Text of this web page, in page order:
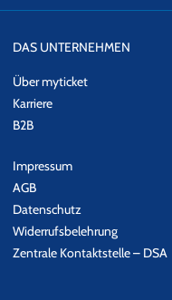
DAS UNTERNEHMEN
Über myticket
Karriere
B2B
Impressum
AGB
Datenschutz
Widerrufsbelehrung
Zentrale Kontaktstelle – DSA